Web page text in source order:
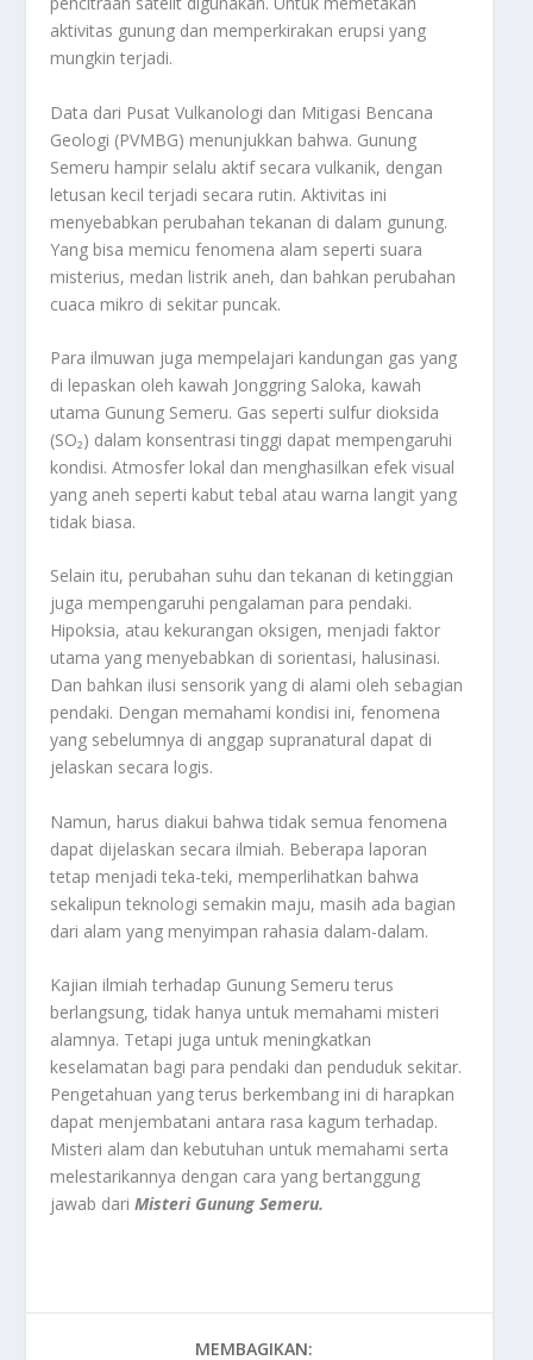
aktivitas gunung dan memperkirakan erupsi yang
mungkin terjadi.
Data dari Pusat Vulkanologi dan Mitigasi Bencana
Geologi (PVMBG) menunjukkan bahwa. Gunung
Semeru hampir selalu aktif secara vulkanik, dengan
letusan kecil terjadi secara rutin. Aktivitas ini
menyebabkan perubahan tekanan di dalam gunung.
Yang bisa memicu fenomena alam seperti suara
misterius, medan listrik aneh, dan bahkan perubahan
cuaca mikro di sekitar puncak.
Para ilmuwan juga mempelajari kandungan gas yang
di lepaskan oleh kawah Jonggring Saloka, kawah
utama Gunung Semeru. Gas seperti sulfur dioksida
(SO₂) dalam konsentrasi tinggi dapat mempengaruhi
kondisi. Atmosfer lokal dan menghasilkan efek visual
yang aneh seperti kabut tebal atau warna langit yang
tidak biasa.
Selain itu, perubahan suhu dan tekanan di ketinggian
juga mempengaruhi pengalaman para pendaki.
Hipoksia, atau kekurangan oksigen, menjadi faktor
utama yang menyebabkan di sorientasi, halusinasi.
Dan bahkan ilusi sensorik yang di alami oleh sebagian
pendaki. Dengan memahami kondisi ini, fenomena
yang sebelumnya di anggap supranatural dapat di
jelaskan secara logis.
Namun, harus diakui bahwa tidak semua fenomena
dapat dijelaskan secara ilmiah. Beberapa laporan
tetap menjadi teka-teki, memperlihatkan bahwa
sekalipun teknologi semakin maju, masih ada bagian
dari alam yang menyimpan rahasia dalam-dalam.
Kajian ilmiah terhadap Gunung Semeru terus
berlangsung, tidak hanya untuk memahami misteri
alamnya. Tetapi juga untuk meningkatkan
keselamatan bagi para pendaki dan penduduk sekitar.
Pengetahuan yang terus berkembang ini di harapkan
dapat menjembatani antara rasa kagum terhadap.
Misteri alam dan kebutuhan untuk memahami serta
melestarikannya dengan cara yang bertanggung
jawab dariMisteri Gunung Semeru.
MEMBAGIKAN: